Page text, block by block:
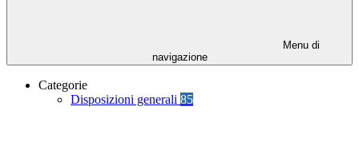
Menu di
navigazione
Categorie
Disposizioni generali 85